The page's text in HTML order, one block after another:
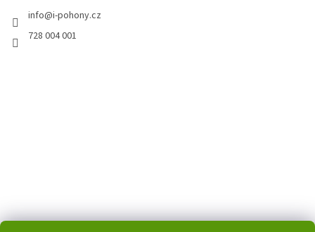
info@i-pohony.cz
728 004 001